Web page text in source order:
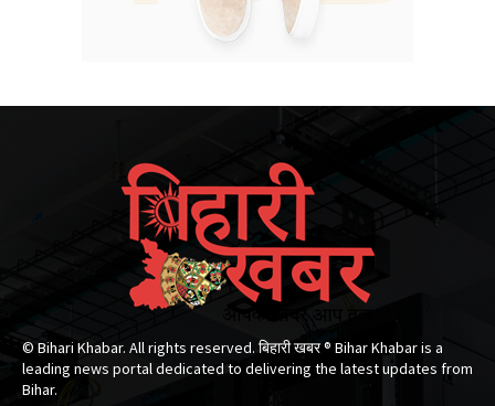
© Bihari Khabar. All rights reserved. बिहारी खबर ®​ Bihar Khabar is a
leading news portal dedicated to delivering the latest updates from
Bihar.